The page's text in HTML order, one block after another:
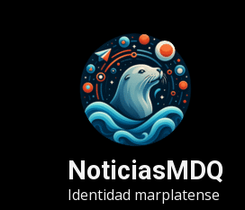
NoticiasMDQ
Identidad marplatense